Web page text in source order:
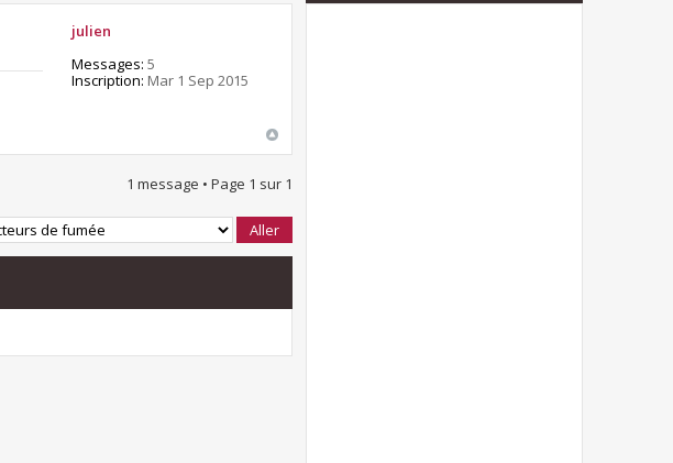
julien
Messages: 5
Inscription: Mar 1 Sep 2015
1 message • Page 1 sur 1